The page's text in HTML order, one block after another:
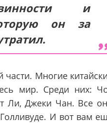
и
он за
Многие
мир. Среди них:
Ли, Джеки Чан. Все
И вот вам